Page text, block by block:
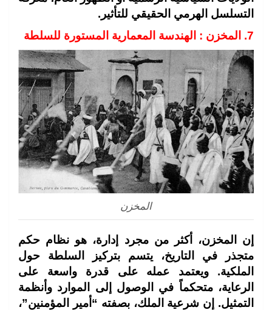
التسلسل الهرمي الحقيقي للتأثير.
7. المخزن : الهندسة المعمارية المستورة للسلطة
المخزن
إن المخزن، أكثر من مجرد إدارة، هو نظام حكم
متجذر في التاريخ، يتسم بتركيز السلطة حول
الملكية. ويعتمد عمله على قدرة واسعة على
الرعاية، متحكماً في الوصول إلى الموارد وأنظمة
التمثيل. إن شرعية الملك، بصفته “أمير المؤمنين”،